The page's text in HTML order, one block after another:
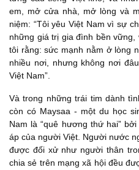
em, mở cửa nhà, mở lòng và
niệm: “Tôi yêu Việt Nam vì sự
những giá trị gia đình bền
tôi rằng: sức mạnh nằm ở lòng
nhiều nơi, nhưng không nơi
Việt Nam”.
Và trong những trái tim dành
còn có Maysaa - một du học
Nam là “quê hương thứ hai”
áp của người Việt. Người nước
được đối xử như người thân
chia sẻ trên mạng xã hội đều